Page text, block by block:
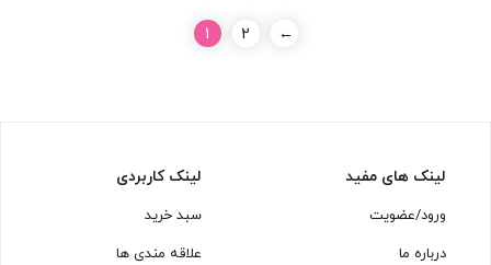
1 2 ←
لینک های مفید
ورود/عضویت
درباره ما
لینک کاربردی
سبد خرید
علاقه مندی ها